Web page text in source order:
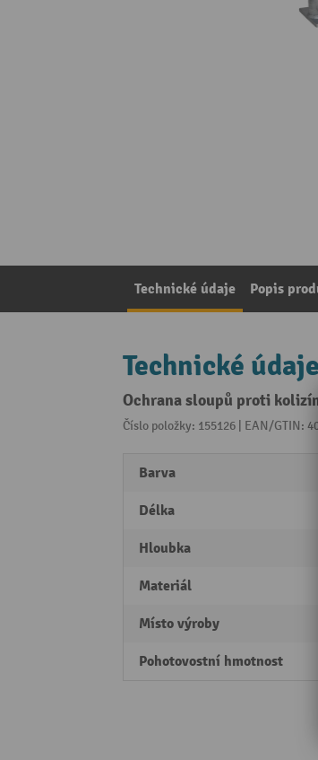
Technické údaje Popis
Technické údaje
Ochrana sloupů proti
Číslo položky: 155126 | EAN/GTIN:
Barva
Délka
Hloubka
Materiál
Místo výroby
Pohotovostní hmotnost